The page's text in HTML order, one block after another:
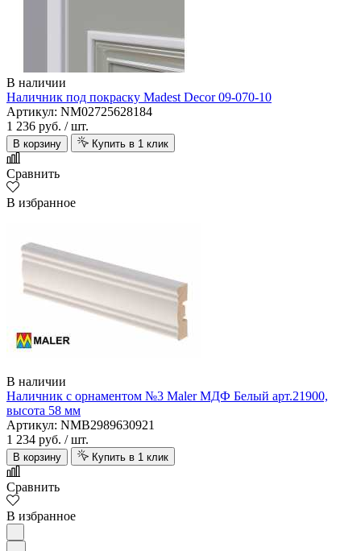
В наличии
Наличник под покраску Madest Decor 09-070-10
Артикул: NM02725628184
1 236 руб. / шт.
В корзину Купить в 1 клик
Сравнить
В избранное
В наличии
Наличник с орнаментом №3 Maler МДФ Белый арт.21900,
высота 58 мм
Артикул: NMB2989630921
1 234 руб. / шт.
В корзину Купить в 1 клик
Сравнить
В избранное